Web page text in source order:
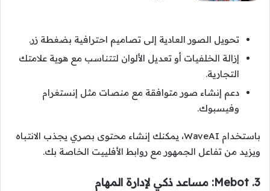
تحويل الصور العادية إلى تصاميم احترافية بضغطة زر.
إزالة الخلفيات أو تعديل الألوان لتتناسب مع هوية علامتك
التجارية.
دعم إنشاء صور متوافقة مع منصات مثل إنستغرام
وفيسبوك.
باستخدام WaveAI، يمكنك إنشاء محتوى بصري يجذب الانتباه
ويزيد من تفاعل الجمهور مع روابط الأفلييت الخاصة بك.
3. Mebot: مساعد ذكي لإدارة المهام